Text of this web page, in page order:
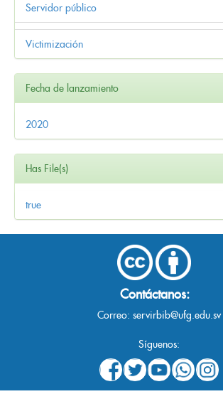
Servidor público
Victimización
Fecha de lanzamiento
2020
Has File(s)
true
Contáctanos:
Correo: servirbib@ufg.edu.sv
Síguenos: